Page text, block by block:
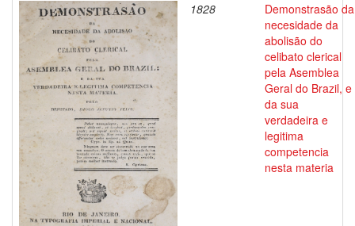
1828
Demonstrasão da
necesidade da
abolisão do
celibato clerical
pela Asemblea
Geral do Brazil, e
da sua
verdadeira e
legitima
competencia
nesta materia